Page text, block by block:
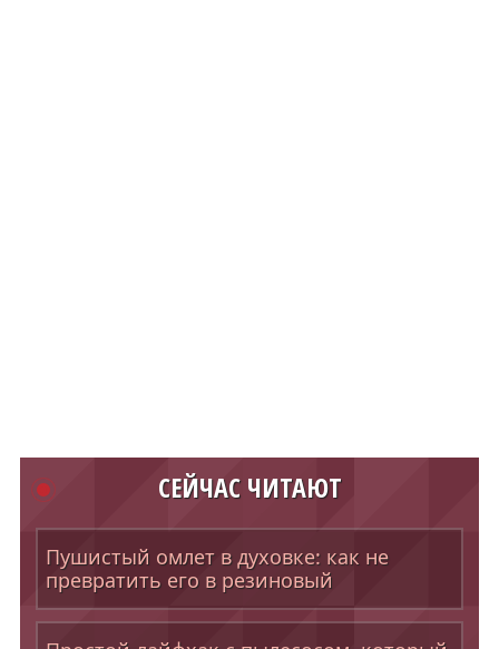
СЕЙЧАС ЧИТАЮТ
Пушистый омлет в духовке: как не
превратить его в резиновый